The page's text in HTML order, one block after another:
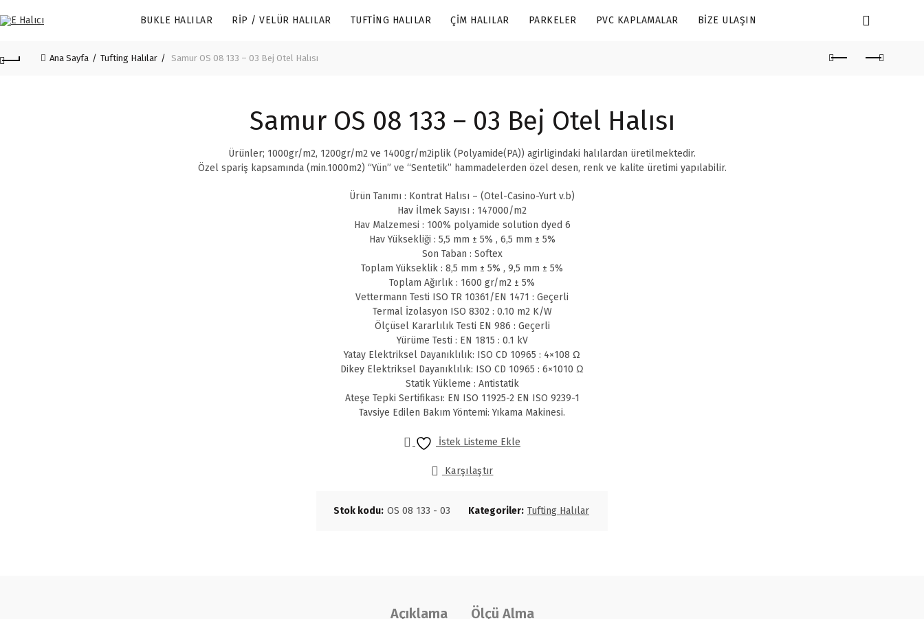
BUKLE HALILAR RIP / VELÜR HALILAR TUFTING HALILAR ÇIM HALILAR PARKELER PVC KAPLAMALAR BIZE ULAŞIN
Ana Sayfa Tufting Halılar Samur OS 08 133 – 03 Bej Otel Halısı
Samur OS 08 133 – 03 Bej Otel Halısı
Ürünler; 1000gr/m2, 1200gr/m2 ve 1400gr/m2iplik (Polyamide(PA)) agirligindaki halılardan üretilmektedir.
Özel spariş kapsamında (min.1000m2) “Yün” ve “Sentetik” hammadelerden özel desen, renk ve kalite üretimi yapılabilir.
Ürün Tanımı : Kontrat Halısı – (Otel-Casino-Yurt v.b)
Hav İlmek Sayısı : 147000/m2
Hav Malzemesi : 100% polyamide solution dyed 6
Hav Yüksekliği : 5,5 mm ± 5% , 6,5 mm ± 5%
Son Taban : Softex
Toplam Yükseklik : 8,5 mm ± 5% , 9,5 mm ± 5%
Toplam Ağırlık : 1600 gr/m2 ± 5%
Vettermann Testi ISO TR 10361/EN 1471 : Geçerli
Termal İzolasyon ISO 8302 : 0.10 m2 K/W
Ölçüsel Kararlılık Testi EN 986 : Geçerli
Yürüme Testi : EN 1815 : 0.1 kV
Yatay Elektriksel Dayanıklılık: ISO CD 10965 : 4×108 Ω
Dikey Elektriksel Dayanıklılık: ISO CD 10965 : 6×1010 Ω
Statik Yükleme : Antistatik
Ateşe Tepki Sertifikası: EN ISO 11925-2 EN ISO 9239-1
Tavsiye Edilen Bakım Yöntemi: Yıkama Makinesi.
İstek Listeme Ekle
Karşılaştır
Stok kodu: OS 08 133 - 03 Kategoriler: Tufting Halılar
Açıklama Ölçü Alma